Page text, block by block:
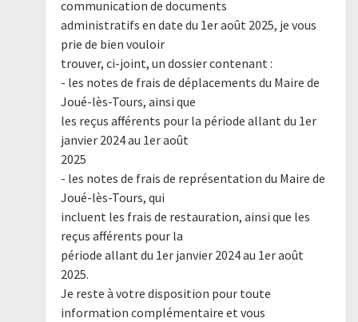
communication de documents
administratifs en date du 1er août 2025, je vous
prie de bien vouloir
trouver, ci-joint, un dossier contenant :
- les notes de frais de déplacements du Maire de
Joué-lès-Tours, ainsi que
les reçus afférents pour la période allant du 1er
janvier 2024 au 1er août
2025
- les notes de frais de représentation du Maire de
Joué-lès-Tours, qui
incluent les frais de restauration, ainsi que les
reçus afférents pour la
période allant du 1er janvier 2024 au 1er août
2025.
Je reste à votre disposition pour toute
information complémentaire et vous